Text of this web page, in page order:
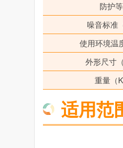
防护
噪音标准
使用环境温
外形尺寸
重量（
适用范